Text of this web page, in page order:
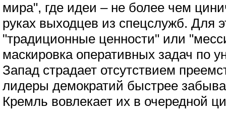
мира", где идеи – не более чем
руках выходцев из спецслужб. Для
"традиционные ценности" или
маскировка оперативных задач по
Запад страдает отсутствием
лидеры демократий быстрее
Кремль вовлекает их в очередной